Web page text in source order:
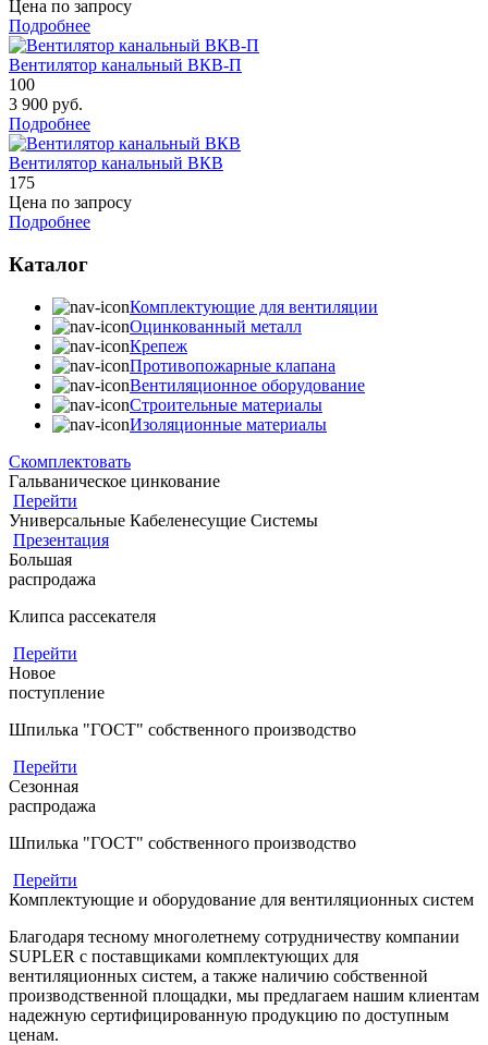
Цена по запросу
Подробнее
Вентилятор канальный ВКВ-П
100
3 900 руб.
Подробнее
Вентилятор канальный ВКВ
175
Цена по запросу
Подробнее
Каталог
Комплектующие для вентиляции
Оцинкованный металл
Крепеж
Противопожарные клапана
Вентиляционное оборудование
Строительные материалы
Изоляционные материалы
Скомплектовать
Гальваническое цинкование
Перейти
Универсальные Кабеленесущие Системы
Презентация
Большая
распродажа
Клипса рассекателя
Перейти
Новое
поступление
Шпилька "ГОСТ" собственного производство
Перейти
Сезонная
распродажа
Шпилька "ГОСТ" собственного производство
Перейти
Комплектующие и оборудование для вентиляционных систем
Благодаря тесному многолетнему сотрудничеству компании
SUPLER с поставщиками комплектующих для
вентиляционных систем, а также наличию собственной
производственной площадки, мы предлагаем нашим клиентам
надежную сертифицированную продукцию по доступным
ценам.